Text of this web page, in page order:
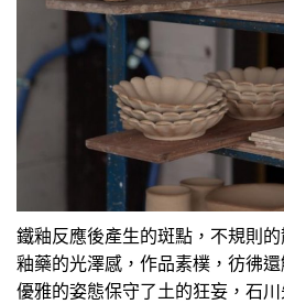
鐵釉反應後產生的斑點，不規則
釉藥的光澤感，作品素樸，彷彿
優雅的姿態保守了土的狂妄，石